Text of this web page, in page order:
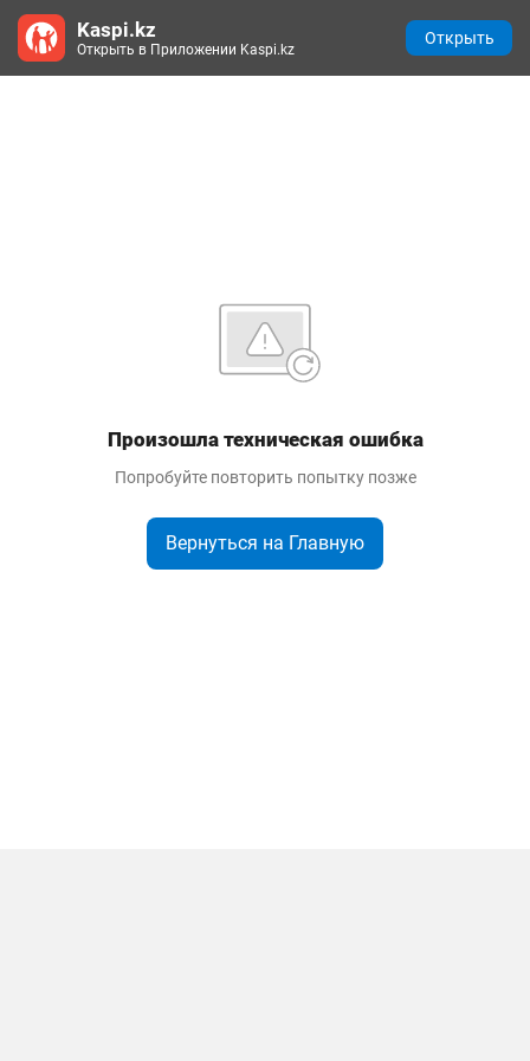
Произошла техническая ошибка
Попробуйте повторить попытку позже
Вернуться на Главную
Kaspi.kz
Открыть в Приложении Kaspi.kz
Открыть